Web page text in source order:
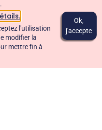
(QoS) et de
plus
l'utilisation
modifier la
mettre fin à
Ok,
j'accepte